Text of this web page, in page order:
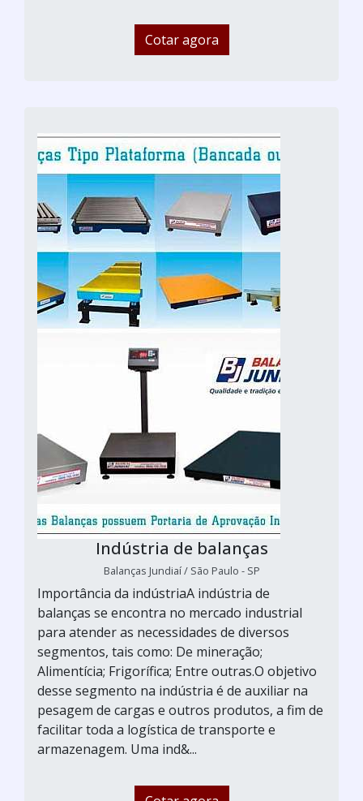
Cotar agora
Indústria de balanças
Balanças Jundiaí / São Paulo - SP
Importância da indústriaA indústria de
balanças se encontra no mercado industrial
para atender as necessidades de diversos
segmentos, tais como: De mineração;
Alimentícia; Frigorífica; Entre outras.O objetivo
desse segmento na indústria é de auxiliar na
pesagem de cargas e outros produtos, a fim de
facilitar toda a logística de transporte e
armazenagem. Uma ind&...